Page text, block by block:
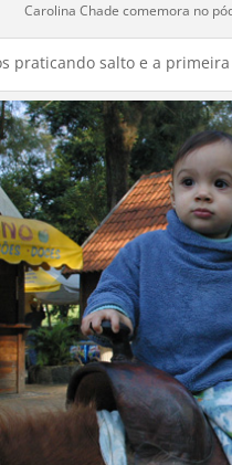
Carolina Chade comemora no
praticando salto e a